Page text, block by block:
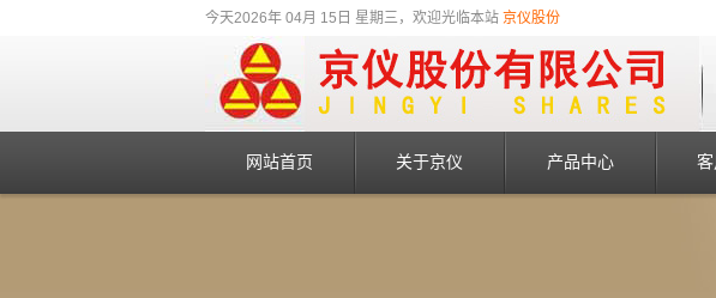
今天2026年 04月 15日 星期三，欢迎光临本站 京仪股份
网站首页 关于京仪 产品中心